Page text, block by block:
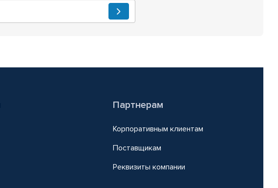
Партнерам
Корпоративным клиентам
Поставщикам
Реквизиты компании